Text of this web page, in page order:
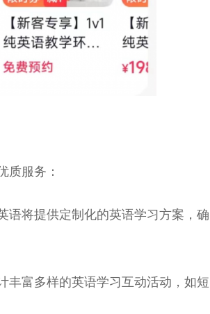
质服务：
语将提供定制化的英语学习 方案，确
丰富多样的英语学习 互动活动，如短